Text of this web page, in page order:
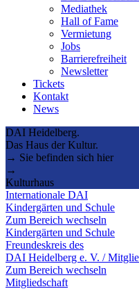
Mediathek
Hall of Fame
Vermietung
Jobs
Barrierefreiheit
Newsletter
Tickets
Kontakt
News
DAI Heidelberg.
Das Haus der Kultur.
→ Sie befinden sich hier
→
Kulturhaus
Internationale DAI
Kindergärten und Schule
Zum Bereich wechseln
Kindergärten und Schule
Freundeskreis des
DAI Heidelberg e. V. /
Zum Bereich wechseln
Mitgliedschaft